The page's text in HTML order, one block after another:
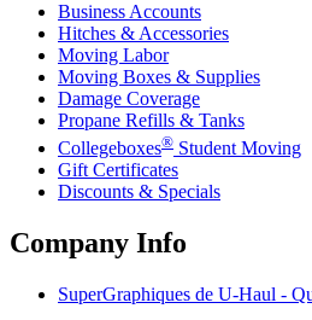
Business Accounts
Hitches & Accessories
Moving Labor
Moving Boxes & Supplies
Damage Coverage
Propane Refills & Tanks
Collegeboxes® Student Moving
Gift Certificates
Discounts & Specials
Company Info
SuperGraphiques de U-Haul -